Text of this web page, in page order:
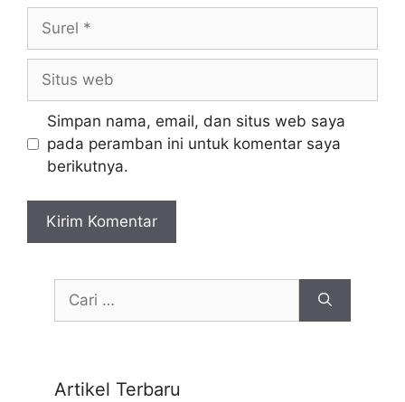
web
Simpan nama, email, dan situs web saya
pada peramban ini untuk komentar saya
berikutnya.
Cari
Artikel Terbaru